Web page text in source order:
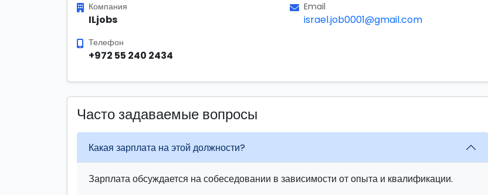
Компания
ILjobs
Email
israel.job0001@gmail.com
Телефон
+972 55 240 2434
Часто задаваемые вопросы
Какая зарплата на этой должности?
Зарплата обсуждается на собеседовании в зависимости от опыта и квалификации.